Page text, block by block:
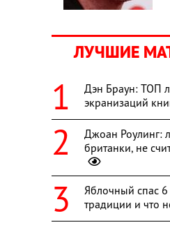
ЛУЧШИЕ
Дэн Браун: ТОП
экранизаций
Джоан Роулинг:
британки, не
Яблочный спас 6
традиции и что